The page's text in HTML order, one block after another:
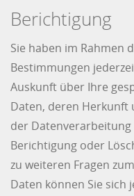
Berichtigung
Sie haben im Rahmen
Bestimmungen
Auskunft über Ihre
Daten, deren Herkunft
der Datenverarbeitung
Berichtigung oder
zu weiteren Fragen
Daten können Sie sich